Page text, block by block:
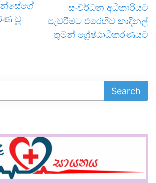
වූ
සංවර්ධන අධිකාරියට
පැවරීමට එරෙහිව කාදිනල්
තුමන් ශ්‍රේෂ්ඨාධිකරණයට